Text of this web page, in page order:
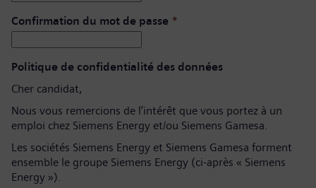
Confirmation du mot de passe *
Politique de confidentialité des données
Cher candidat,
Nous vous remercions de l’intérêt que vous portez à un
emploi chez Siemens Energy et/ou Siemens Gamesa.
Les sociétés Siemens Energy et Siemens Gamesa forment
ensemble le groupe Siemens Energy (ci-après « Siemens
Energy »).